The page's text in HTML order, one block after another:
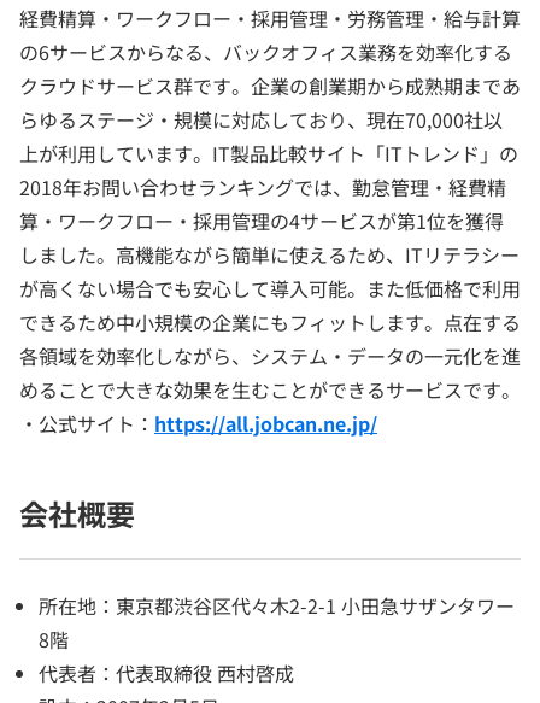
経費精算・ワークフロー・採用管理・労務管理・給与計算
の6サービスからなる、バックオフィス業務を効率化する
クラウドサービス群です。企業の創業期から成熟期まであ
らゆるステージ・規模に対応しており、現在70,000社以
上が利用しています。IT製品比較サイト「ITトレンド」の
2018年お問い合わせランキングでは、勤怠管理・経費精
算・ワークフロー・採用管理の4サービスが第1位を獲得
しました。高機能ながら簡単に使えるため、ITリテラシー
が高くない場合でも安心して導入可能。また低価格で利用
できるため中小規模の企業にもフィットします。点在する
各領域を効率化しながら、システム・データの一元化を進
めることで大きな効果を生むことができるサービスです。
・公式サイト： https://all.jobcan.ne.jp/
会社概要
所在地：東京都渋谷区代々木2-2-1 小田急サザンタワー
8階
代表者：代表取締役 西村啓成